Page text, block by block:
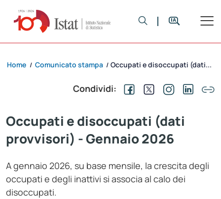
Home / Comunicato stampa / Occupati e disoccupati (dati...
Condividi:
Occupati e disoccupati (dati
provvisori) - Gennaio 2026
A gennaio 2026, su base mensile, la crescita degli
occupati e degli inattivi si associa al calo dei
disoccupati.